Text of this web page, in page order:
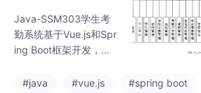
户管理、数据统计等核
心业务。技术架构后端
使用SpringBoot 2.x快
嵌Tomcat服务器；持久
t
Java-SSM303学生考
勤系统基于Vue.js和Spr
ing Boot框架开发，采
端使用Vue.js实现动态
#java #vue.js #spring boot